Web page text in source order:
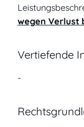
wegen Verlust
Vertiefende
-